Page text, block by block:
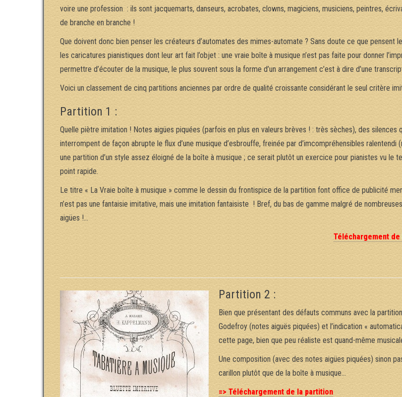
voire une profession : ils sont jacquemarts, danseurs, acrobates, clowns, magiciens, musiciens, peintres,
de branche en branche !
Que doivent donc bien penser les créateurs d’automates des mimes-automate ? Sans doute ce que
les caricatures pianistiques dont leur art fait l’objet : une vraie boîte à musique n’est pas faite pour donner
permettre d’écouter de la musique, le plus souvent sous la forme d’un arrangement c’est à dire d’une
Voici un classement de cinq partitions anciennes par ordre de qualité croissante considérant le seul critère
Partition 1 :
Quelle piètre imitation ! Notes aigües piquées (parfois en plus en valeurs brèves ! : très sèches), des silences
interrompent de façon abrupte le flux d’une musique d’esbrouffe, freinée par d’imcompréhensibles ralentendi
une partition d’un style assez éloigné de la boîte à musique ; ce serait plutôt un exercice pour pianistes vu le
point rapide.
Le titre « La Vraie boîte à musique » comme le dessin du frontispice de la partition font office de publicité
n’est pas une fantaisie imitative, mais une imitation fantaisiste ! Bref, du bas de gamme malgré de
aigües !…
Téléchargement de
Partition 2 :
Bien que présentant des défauts communs avec la
Godefroy (notes aiguës piquées) et l’indication «
cette page, bien que peu réaliste est quand-même
Une composition (avec des notes aigües piquées) sinon
carillon plutôt que de la boîte à musique…
=> Téléchargement de la partition